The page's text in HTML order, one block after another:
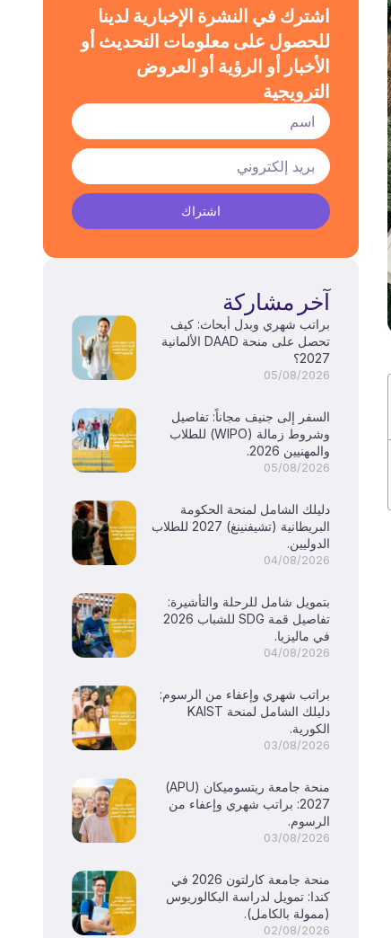
اشترك في النشرة الإخبارية لدينا
للحصول على معلومات التحديث أو
الأخبار أو الرؤية أو العروض
الترويجية
اشتراك
آخر مشاركة
براتب شهري وبدل أبحاث: كيف
تحصل على منحة DAAD الألمانية
2027؟
05/08/2026
السفر إلى جنيف مجاناً: تفاصيل
وشروط زمالة (WIPO) للطلاب
والمهنيين 2026.
05/08/2026
دليلك الشامل لمنحة الحكومة
البريطانية (تشيفنينغ) 2027 للطلاب
الدوليين.
04/08/2026
بتمويل شامل للرحلة والتأشيرة:
تفاصيل قمة SDG للشباب 2026
في ماليزيا.
04/08/2026
براتب شهري وإعفاء من الرسوم:
دليلك الشامل لمنحة KAIST
الكورية.
03/08/2026
منحة جامعة ريتسوميكان (APU)
2027: براتب شهري وإعفاء من
الرسوم.
03/08/2026
منحة جامعة كارلتون 2026 في
كندا: تمويل لدراسة البكالوريوس
(ممولة بالكامل).
02/08/2026